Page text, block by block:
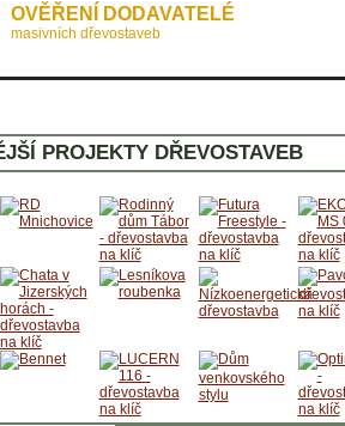
OVĚŘENÍ DODAVATELÉ
masivních dřevostaveb
PROJEKTY DŘEVOSTAVEB